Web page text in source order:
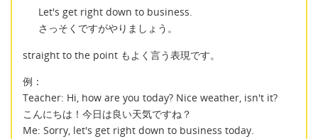
Let's get right down to business.
さっそくですがやりましょう。
straight to the point もよく言う表現です。
例：
Teacher: Hi, how are you today? Nice weather, isn't it?
こんにちは！今日は良い天気ですね？
Me: Sorry, let's get right down to business today.